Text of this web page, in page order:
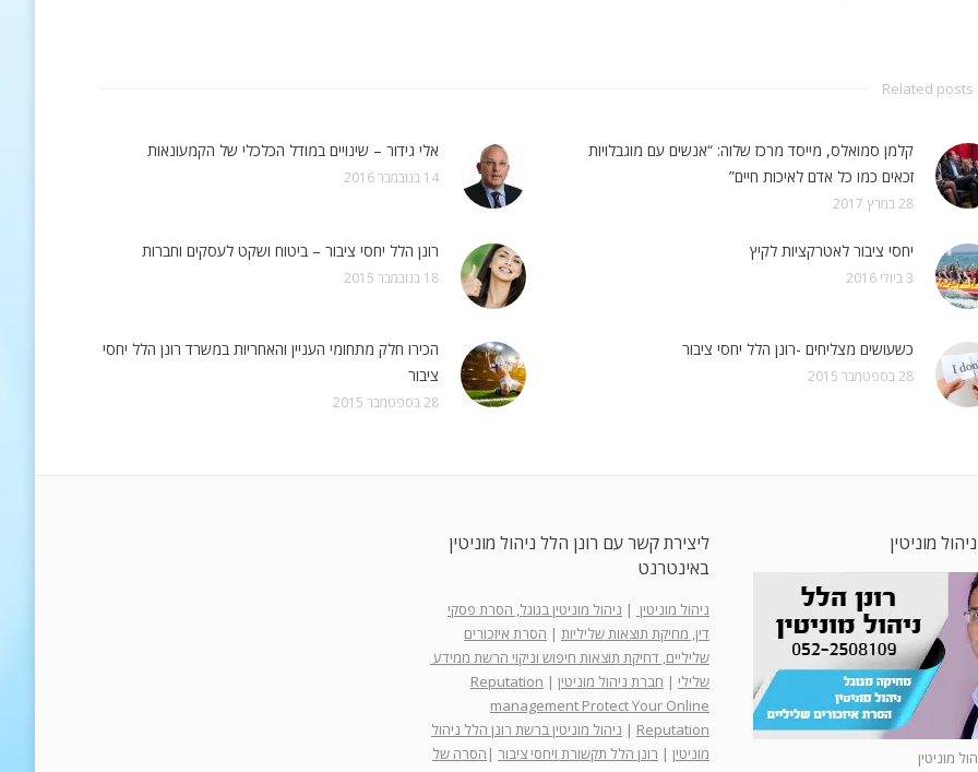
Related posts
קלמן סמואלס, מייסד מרכז שלוה: “אנשים עם מוגבלויות
זכאים כמו כל אדם לאיכות חיים”
28 במרץ 2017
אלי גידור – שינויים במודל הכלכלי של הקמעונאות
14 בנובמבר 2016
יחסי ציבור לאטרקציות לקיץ
3 ביולי 2016
רונן הלל יחסי ציבור – ביטוח ושקט לעסקים וחברות
18 בנובמבר 2015
כשעושים מצליחים -רונן הלל יחסי ציבור
28 בספטמבר 2015
הכירו חלק מתחומי העניין והאחריות במשרד רונן הלל יחסי
ציבור
28 בספטמבר 2015
מוניטין
מוניטין
ליצירת קשר עם רונן הלל ניהול מוניטין
באינטרנט
ניהול מוניטין | ניהול מוניטין בגוגל, הסרת פסקי
דין, מחיקת תוצאות שליליות | הסרת איזכורים
שליליים, דחיקת תוצאות חיפוש וניקוי הרשת ממידע
שלילי | חברת ניהול מוניטין |
Reputation
management Protect Your Online
Reputation
| ניהול מוניטין ברשת רונן הלל ניהול
מוניטין | רונן הלל תקשורת ויחסי ציבור | הסרה של